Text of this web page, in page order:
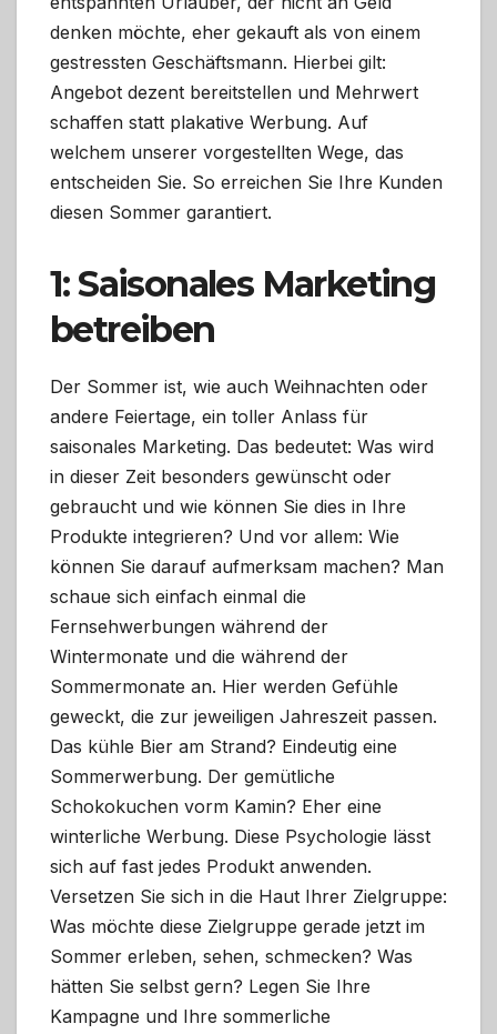
denken möchte, eher gekauft als von einem
gestressten Geschäftsmann. Hierbei gilt:
Angebot dezent bereitstellen und Mehrwert
schaffen statt plakative Werbung. Auf
welchem unserer vorgestellten Wege, das
entscheiden Sie. So erreichen Sie Ihre Kunden
diesen Sommer garantiert.
1: Saisonales Marketing
betreiben
Der Sommer ist, wie auch Weihnachten oder
andere Feiertage, ein toller Anlass für
saisonales Marketing. Das bedeutet: Was wird
in dieser Zeit besonders gewünscht oder
gebraucht und wie können Sie dies in Ihre
Produkte integrieren? Und vor allem: Wie
können Sie darauf aufmerksam machen? Man
schaue sich einfach einmal die
Fernsehwerbungen während der
Wintermonate und die während der
Sommermonate an. Hier werden Gefühle
geweckt, die zur jeweiligen Jahreszeit passen.
Das kühle Bier am Strand? Eindeutig eine
Sommerwerbung. Der gemütliche
Schokokuchen vorm Kamin? Eher eine
winterliche Werbung. Diese Psychologie lässt
sich auf fast jedes Produkt anwenden.
Versetzen Sie sich in die Haut Ihrer Zielgruppe:
Was möchte diese Zielgruppe gerade jetzt im
Sommer erleben, sehen, schmecken? Was
hätten Sie selbst gern? Legen Sie Ihre
Kampagne und Ihre sommerliche